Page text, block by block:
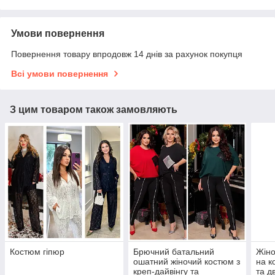
Умови повернення
Повернення товару впродовж 14 днів за рахунок покупця
Всі умови повернення
З цим товаром також замовляють
Костюм гіпюр
Брючний батальний
ошатний жіночий костюм з
креп-дайвінгу та
на
та